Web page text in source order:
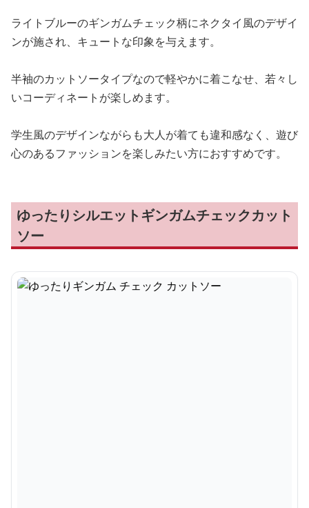
ライトブルーのギンガムチェック柄にネクタイ風のデザイ
ンが施され、キュートな印象を与えます。
半袖のカットソータイプなので軽やかに着こなせ、若々し
いコーディネートが楽しめます。
学生風のデザインながらも大人が着ても違和感なく、遊び
心のあるファッションを楽しみたい方におすすめです。
ゆったりシルエットギンガムチェックカット
ソー